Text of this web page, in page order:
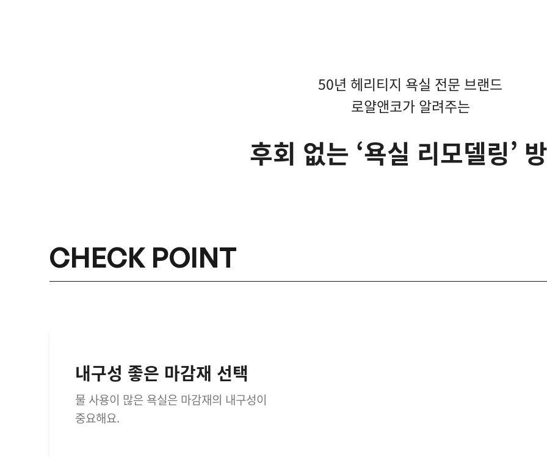
50년 헤리티지 욕실 전문 브랜드
로얄앤코가 알려주는
후회 없는 ‘욕실 리모델링’
CHECK POINT
내구성 좋은 마감재 선택
물 사용이 많은 욕실은 마감재의 내구성이
중요해요.